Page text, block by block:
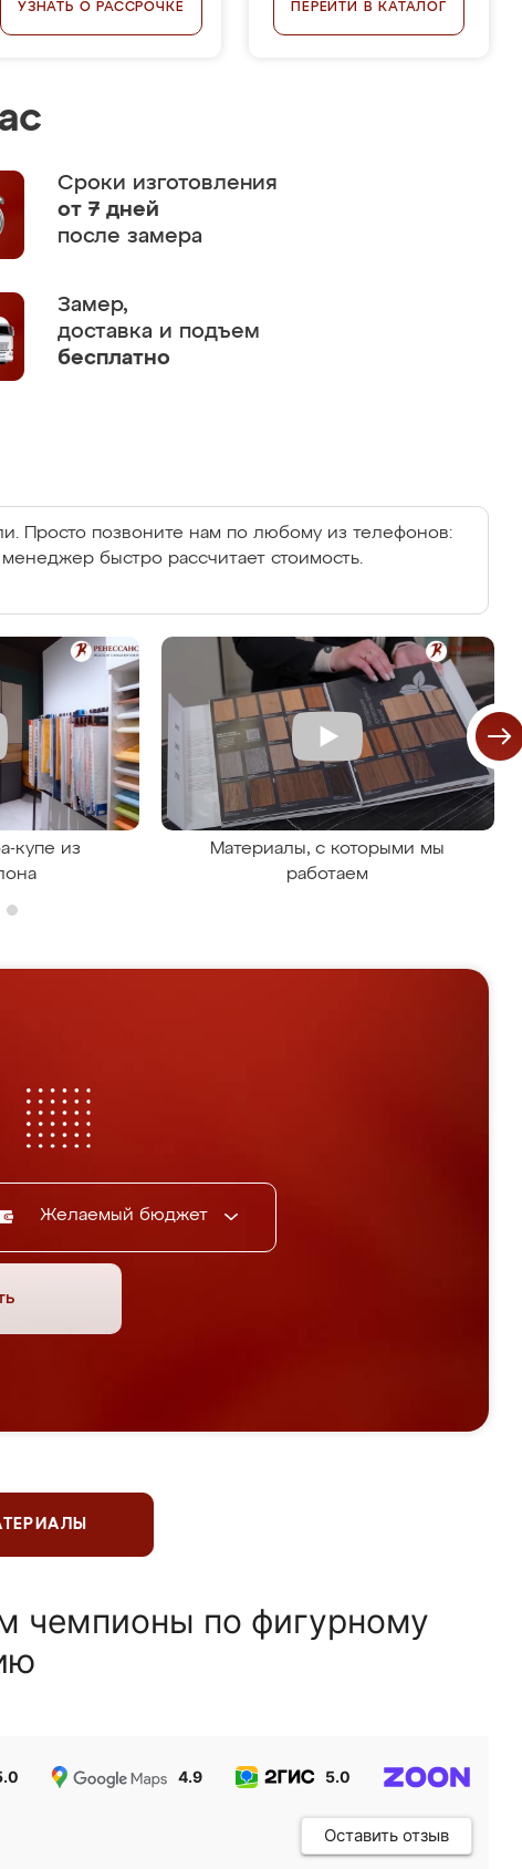
УЗНАТЬ О РАССРОЧКЕ ПЕРЕЙТИ В КАТАЛОГ
Сроки изготовления
от 7 дней
после замера
Замер,
доставка и подъем
бесплатно
Просто позвоните нам по любому из телефонов:
быстро рассчитает стоимость.
купе из
Материалы, с которыми мы
работаем
Желаемый бюджет
чемпионы по фигурному
4.9 5.0
Оставить отзыв